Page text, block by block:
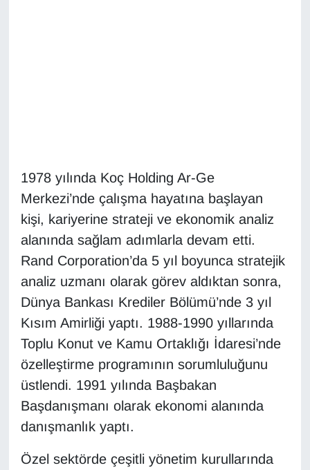
1978 yılında Koç Holding Ar-Ge
Merkezi’nde çalışma hayatına başlayan
kişi, kariyerine strateji ve ekonomik analiz
alanında sağlam adımlarla devam etti.
Rand Corporation’da 5 yıl boyunca stratejik
analiz uzmanı olarak görev aldıktan sonra,
Dünya Bankası Krediler Bölümü’nde 3 yıl
Kısım Amirliği yaptı. 1988-1990 yıllarında
Toplu Konut ve Kamu Ortaklığı İdaresi’nde
özelleştirme programının sorumluluğunu
üstlendi. 1991 yılında Başbakan
Başdanışmanı olarak ekonomi alanında
danışmanlık yaptı.
Özel sektörde çeşitli yönetim kurullarında
Emlak
En çok konuşulanlar
Güncel
Gündem
Haber
HABERDE İNSAN